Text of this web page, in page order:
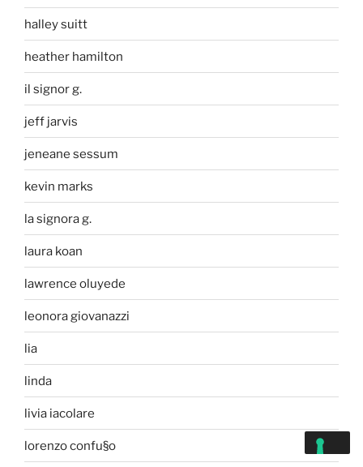
halley suitt
heather hamilton
il signor g.
jeff jarvis
jeneane sessum
kevin marks
la signora g.
laura koan
lawrence oluyede
leonora giovanazzi
lia
linda
livia iacolare
lorenzo confu§o